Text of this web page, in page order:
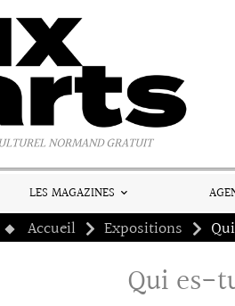
NORMAND GRATUIT
LES MAGAZINES
Accueil Expositions
Qui es-